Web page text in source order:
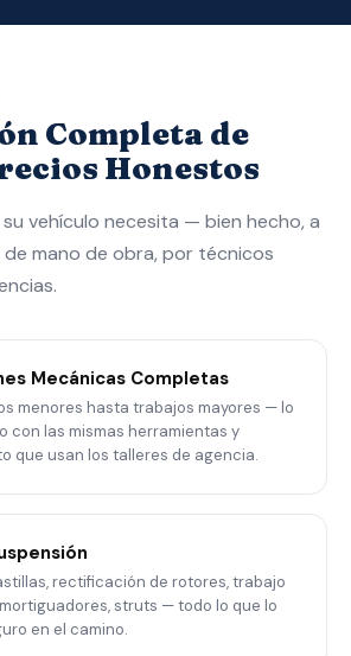
Completa de
Honestos
vehículo necesita — bien hecho, a
mano de obra, por técnicos
Mecánicas Completas
menores hasta trabajos mayores — lo
con las mismas herramientas y
que usan los talleres de agencia.
rectificación de rotores, trabajo
struts — todo lo que lo
en el camino.